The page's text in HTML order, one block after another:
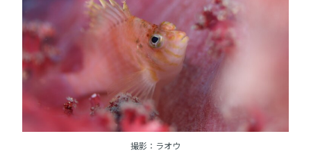
撮影：ラオウ